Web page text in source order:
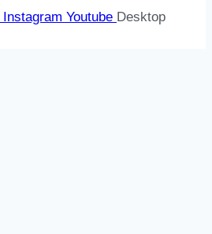
Instagram Youtube Desktop